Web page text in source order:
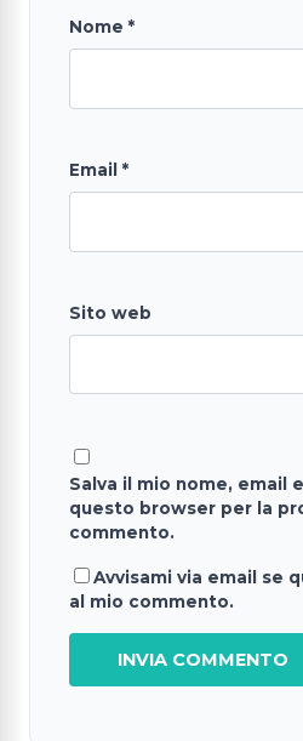
Nome *
Email *
Sito web
Salva il mio nome, email
questo browser per la
commento.
Avvisami via email se
al mio commento.